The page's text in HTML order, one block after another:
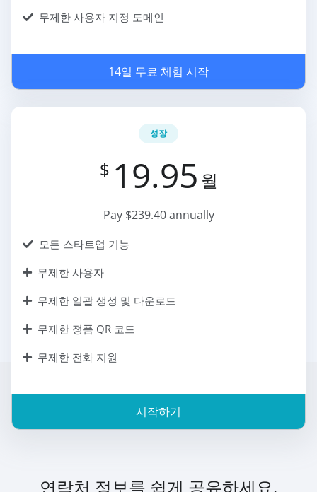
무제한 사용자 지정 도메인
14일 무료 체험 시작
성장
$ 19.95 월
Pay $239.40 annually
모든 스타트업 기능
무제한 사용자
무제한 일괄 생성 및 다운로드
무제한 정품 QR 코드
무제한 전화 지원
시작하기
연락처 정보를 쉽게 공유하세요.